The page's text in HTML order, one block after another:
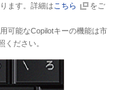
ます。詳細は こちら
をご
可能なCopilotキーの機能は市
ください。